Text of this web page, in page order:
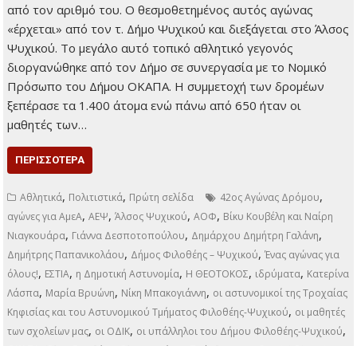
Κυριακή 1 Δεκεμβρίου
ο 42ος Αγώνας
Δρόμου Φιλοθέης –
Ψυχικού. Πρόκειται για μία από τις παλαιότερες αθλητικές
διοργανώσεις δήμων στην Ελλάδα – αποδεικνύεται άλλωστε
από τον αριθμό του. Ο θεσμοθετημένος αυτός αγώνας
«έρχεται» από τον τ. Δήμο Ψυχικού και διεξάγεται στο Άλσος
Ψυχικού. Το μεγάλο αυτό τοπικό αθλητικό γεγονός
διοργανώθηκε από τον Δήμο σε συνεργασία με το Νομικό
ξεπέρασε τα 1.400 άτομα ενώ πάνω από 650 ήταν οι
μαθητές των…
ΠΕΡΙΣΣΌΤΕΡΑ
Αθλητικά,Πολιτιστικά,Πρώτη σελίδα 42ος Αγώνας Δρόμου,
αγώνες για ΑμεΑ,ΑΕΨ,Άλσος Ψυχικού,ΑΟΦ,Βίκυ Κουβέλη και Ναίρη
Νιαγκουάρα, Γιάννα Δεσποτοπούλου,Δημάρχου Δημήτρη Γαλάνη,